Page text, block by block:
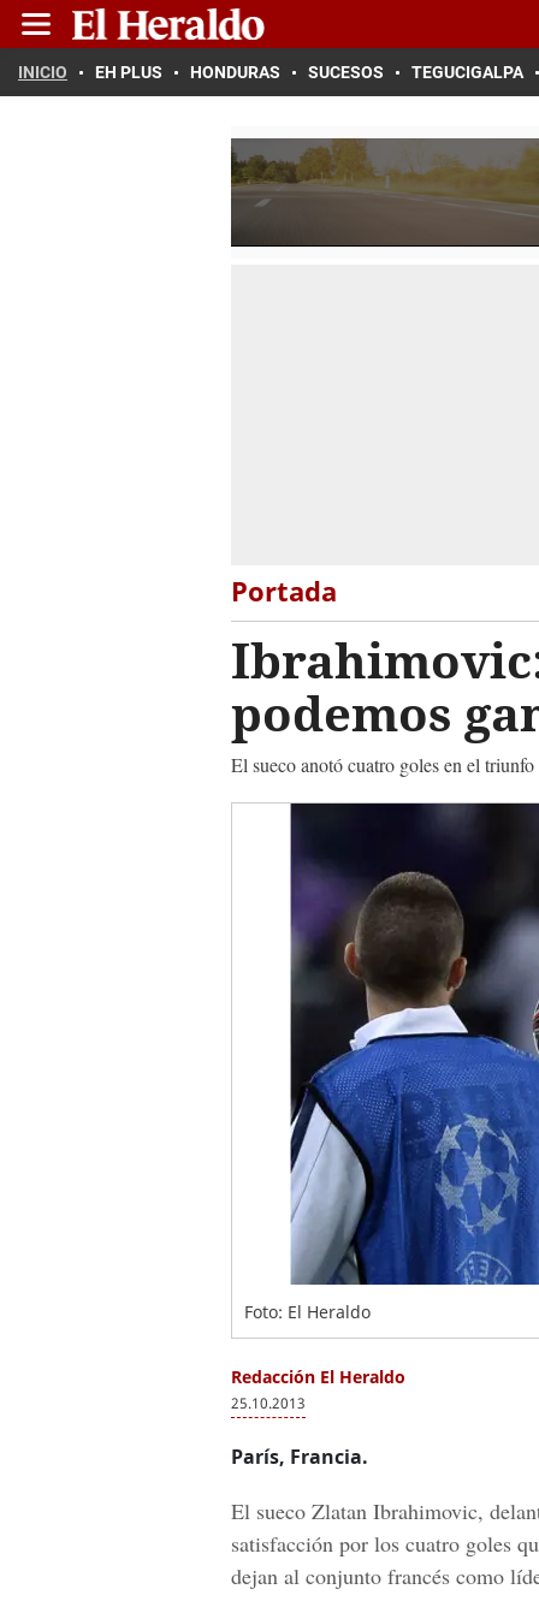
INICIO EH PLUS HONDURAS SUCESOS TEGUCIGALPA
Portada
podemos
El sueco anotó cuatro goles en el
Foto: El Heraldo
Redacción El Heraldo
25.10.2013
París, Francia.
El sueco Zlatan Ibrahimovic,
satisfacción por los cuatro goles
dejan al conjunto francés como